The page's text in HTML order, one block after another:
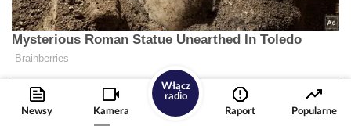
Newsy Kamera
Włącz
radio
Raport
Popularne